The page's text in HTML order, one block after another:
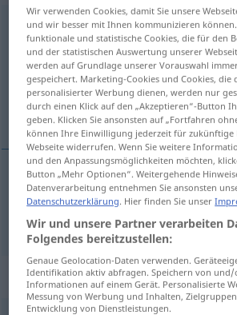
festlegen
Übersicht aller Übersetzungen
(Für mehr Details die Übersetzung
bestemme, fastlegge
bestemme, fastlegge festlegen
Synonyme für
Wir verwenden Cookies, damit Sie unsere
und wir besser mit Ihnen kommunizieren
funktionale und statistische Cookies, die für den
und der statistischen Auswertung unserer
werden auf Grundlage unserer Vorauswahl
gespeichert. Marketing-Cookies und Cookies, die
personalisierter Werbung dienen, werden nur
durch einen Klick auf den „Akzeptieren“-Button
geben. Klicken Sie ansonsten auf „Fortfahren
können Ihre Einwilligung jederzeit für zukünftige
Webseite widerrufen. Wenn Sie weitere
und den Anpassungsmöglichkeiten möchten,
Button „Mehr Optionen“. Weitergehende
Datenverarbeitung entnehmen Sie ansonsten
Datenschutzerklärung. Hier finden Sie unser
Wir und unsere Partner verarbeiten
Folgendes bereitzustellen:
Genaue Geolocation-Daten verwenden.
Identifikation aktiv abfragen. Speichern von
Informationen auf einem Gerät. Personalisierte
Messung von Werbung und Inhalten,
Entwicklung von Dienstleistungen.